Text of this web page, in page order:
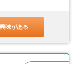
味がある